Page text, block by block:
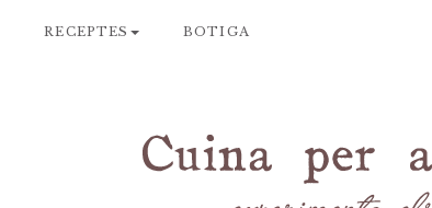
RECEPTES BOTIGA